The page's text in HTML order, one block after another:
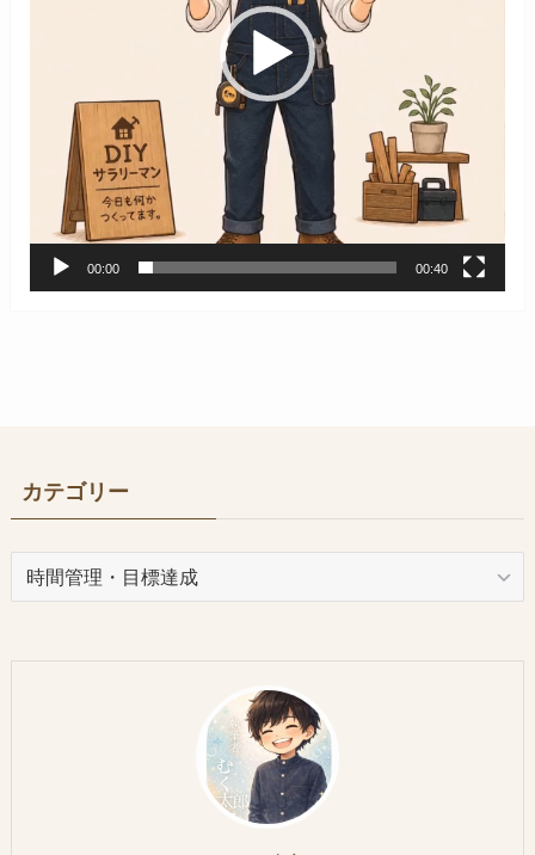
00:00 00:40
カテゴリー